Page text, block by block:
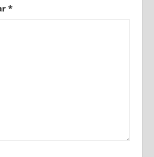
*